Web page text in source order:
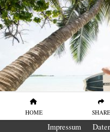
HOME SHARE
Impressum